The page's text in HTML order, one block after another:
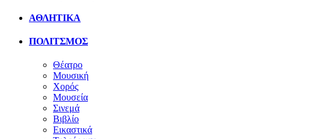
ΑΘΛΗΤΙΚΑ
ΠΟΛΙΤΣΜΟΣ
Θέατρο
Μουσική
Χορός
Μουσεία
Σινεμά
Βιβλίο
Εικαστικά